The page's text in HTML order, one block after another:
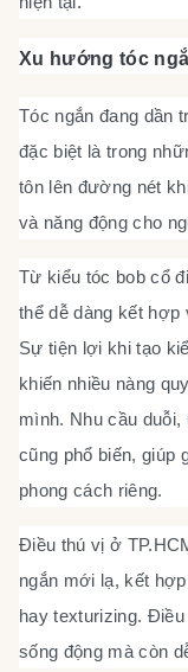
Xu hướng tóc
Tóc ngắn đang dần
đặc biệt là trong
tôn lên đường nét
và năng động cho
Từ kiểu tóc bob cổ
thể dễ dàng kết hợp
Sự tiện lợi khi tạo
khiến nhiều nàng
mình. Nhu cầu
cũng phổ biến, giúp
phong cách riêng.
Điều thú vị ở
ngắn mới lạ, kết
hay texturizing.
sống động mà còn